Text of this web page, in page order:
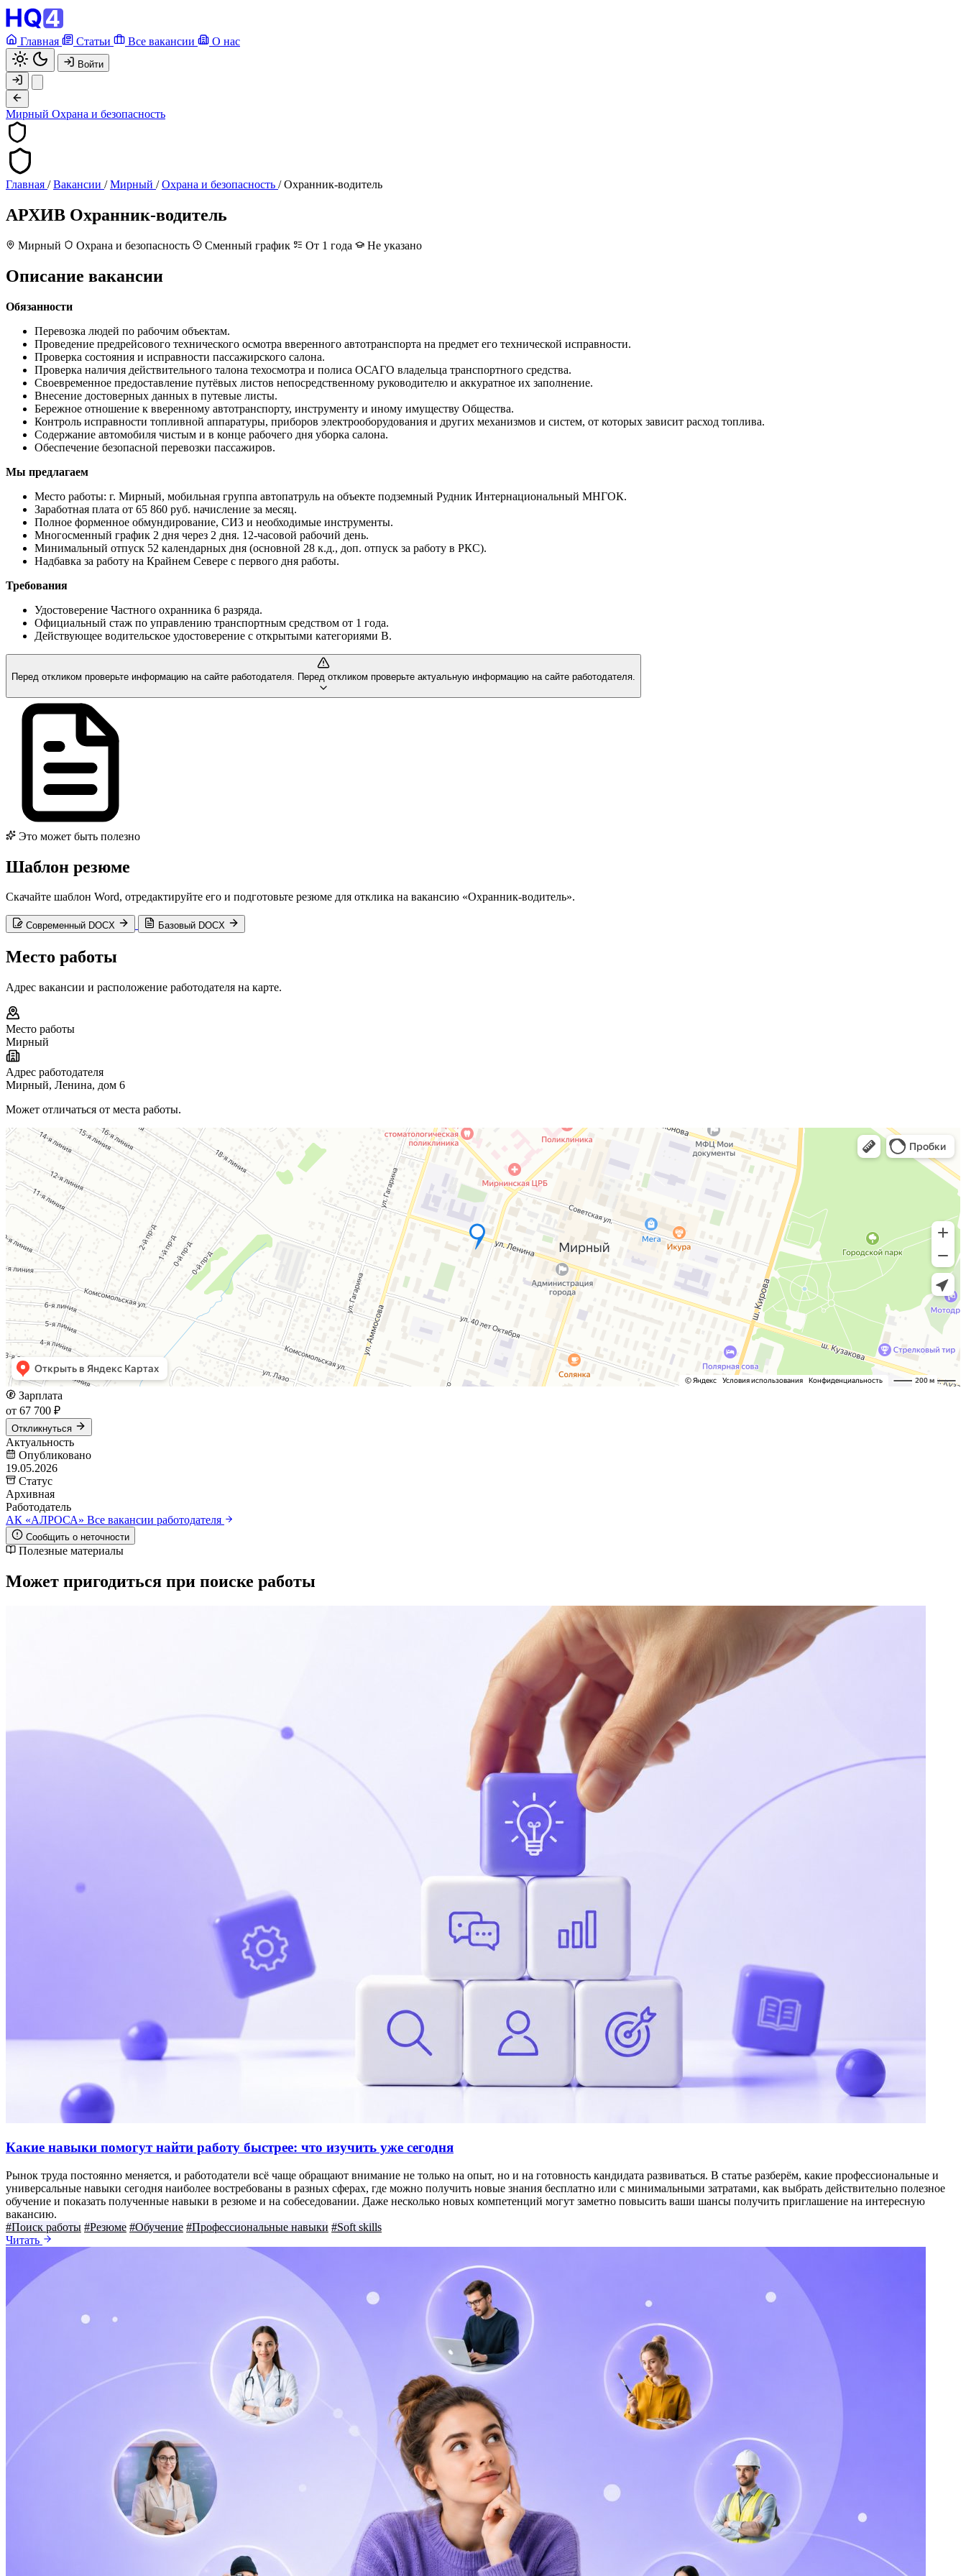
Главная Статьи Все вакансии О нас
Войти
Мирный Охрана и безопасность
Главная / Вакансии / Мирный / Охрана и безопасность / Охранник-водитель
АРХИВ Охранник-водитель
Мирный Охрана и безопасность Сменный график От 1 года Не указано
Описание вакансии
Обязанности
Перевозка людей по рабочим объектам.
Проведение предрейсового технического осмотра вверенного автотранспорта на предмет его технической исправности.
Проверка состояния и исправности пассажирского салона.
Проверка наличия действительного талона техосмотра и полиса ОСАГО владельца транспортного средства.
Своевременное предоставление путёвых листов непосредственному руководителю и аккуратное их заполнение.
Внесение достоверных данных в путевые листы.
Бережное отношение к вверенному автотранспорту, инструменту и иному имуществу Общества.
Контроль исправности топливной аппаратуры, приборов электрооборудования и других механизмов и систем, от которых зависит расход топлива.
Содержание автомобиля чистым и в конце рабочего дня уборка салона.
Обеспечение безопасной перевозки пассажиров.
Мы предлагаем
Место работы: г. Мирный, мобильная группа автопатруль на объекте подземный Рудник Интернациональный МНГОК.
Заработная плата от 65 860 руб. начисление за месяц.
Полное форменное обмундирование, СИЗ и необходимые инструменты.
Многосменный график 2 дня через 2 дня. 12-часовой рабочий день.
Минимальный отпуск 52 календарных дня (основной 28 к.д., доп. отпуск за работу в РКС).
Надбавка за работу на Крайнем Севере с первого дня работы.
Требования
Удостоверение Частного охранника 6 разряда.
Официальный стаж по управлению транспортным средством от 1 года.
Действующее водительское удостоверение с открытыми категориями В.
Перед откликом проверьте информацию на сайте работодателя. Перед откликом проверьте актуальную информацию на сайте работодателя.
Это может быть полезно
Шаблон резюме
Скачайте шаблон Word, отредактируйте его и подготовьте резюме для отклика на вакансию «Охранник-водитель».
Современный DOCX Базовый DOCX
Место работы
Адрес вакансии и расположение работодателя на карте.
Место работы
Мирный
Адрес работодателя
Мирный, Ленина, дом 6
Может отличаться от места работы.
Зарплата
от 67 700 ₽
Откликнуться
Актуальность
Опубликовано
19.05.2026
Статус
Архивная
Работодатель
АК «АЛРОСА» Все вакансии работодателя
Сообщить о неточности
Полезные материалы
Может пригодиться при поиске работы
Какие навыки помогут найти работу быстрее: что изучить уже сегодня
Рынок труда постоянно меняется, и работодатели всё чаще обращают внимание не только на опыт, но и на готовность кандидата развиваться. В статье разберём, какие профессиональные и
универсальные навыки сегодня наиболее востребованы в разных сферах, где можно получить новые знания бесплатно или с минимальными затратами, как выбрать действительно полезное
обучение и показать полученные навыки в резюме и на собеседовании. Даже несколько новых компетенций могут заметно повысить ваши шансы получить приглашение на интересную
вакансию.
#Поиск работы #Резюме #Обучение #Профессиональные навыки #Soft skills
Читать